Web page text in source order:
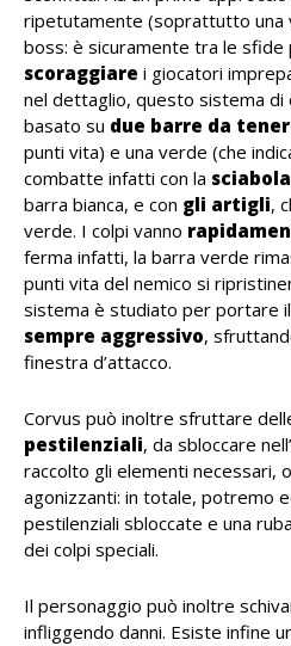
ripetutamente (soprattutto una
boss: è sicuramente tra le sfide
scoraggiare i giocatori
nel dettaglio, questo sistema
basato su due barre da
punti vita) e una verde (che
combatte infatti con la sciabola
barra bianca, e con gli artigli,
verde. I colpi vanno
ferma infatti, la barra verde
punti vita del nemico si
sistema è studiato per portare
sempre aggressivo,
finestra d’attacco.
Corvus può inoltre sfruttare
pestilenziali, da sbloccare
raccolto gli elementi necessari,
agonizzanti: in totale, potremo
pestilenziali sbloccate e una
dei colpi speciali.
Il personaggio può inoltre
infliggendo danni. Esiste infine